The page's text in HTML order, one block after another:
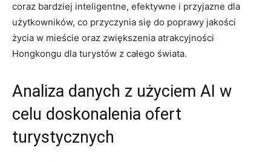
coraz bardziej inteligentne, efektywne i przyjazne dla
użytkowników, ‌co przyczynia ​się⁢ do poprawy jakości
życia w mieście⁣ oraz‍ zwiększenia atrakcyjności
Hongkongu dla turystów z całego świata.
Analiza danych z użyciem AI w
celu doskonalenia ofert
‌turystycznych